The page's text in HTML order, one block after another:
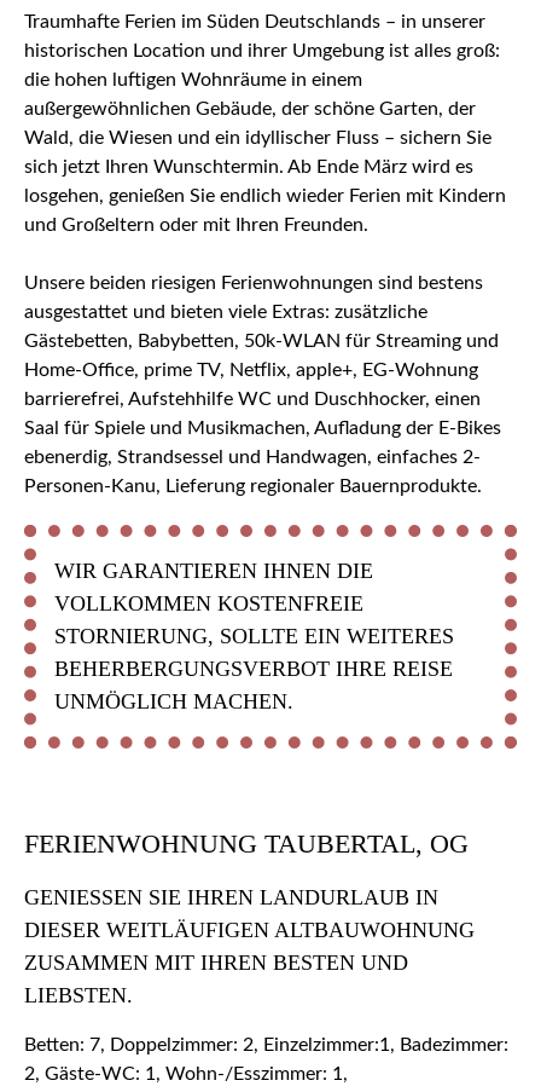
Traumhafte Ferien im Süden Deutschlands – in unserer
historischen Location und ihrer Umgebung ist alles groß:
die hohen luftigen Wohnräume in einem
außergewöhnlichen Gebäude, der schöne Garten, der
Wald, die Wiesen und ein idyllischer Fluss – sichern Sie
sich jetzt Ihren Wunschtermin. Ab Ende März wird es
losgehen, genießen Sie endlich wieder Ferien mit Kindern
und Großeltern oder mit Ihren Freunden.
Unsere beiden riesigen Ferienwohnungen sind bestens
ausgestattet und bieten viele Extras: zusätzliche
Gästebetten, Babybetten, 50k-WLAN für Streaming und
Home-Office, prime TV, Netflix, apple+, EG-Wohnung
barrierefrei, Aufstehhilfe WC und Duschhocker, einen
Saal für Spiele und Musikmachen, Aufladung der E-Bikes
ebenerdig, Strandsessel und Handwagen, einfaches 2-
Personen-Kanu, Lieferung regionaler Bauernprodukte.
WIR GARANTIEREN IHNEN DIE
VOLLKOMMEN KOSTENFREIE
STORNIERUNG, SOLLTE EIN WEITERES
BEHERBERGUNGSVERBOT IHRE REISE
UNMÖGLICH MACHEN.
FERIENWOHNUNG TAUBERTAL, OG
GENIESSEN SIE IHREN LANDURLAUB IN D
IESER WEITLÄUFIGEN ALTBAUWOHNUNG Z
USAMMEN MIT IHREN BESTEN UND L
IEBSTEN.
Betten: 7, Doppelzimmer: 2, Einzelzimmer:1, Badezimmer:
2, Gäste-WC: 1, Wohn-/Esszimmer: 1,